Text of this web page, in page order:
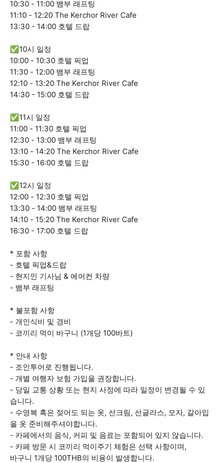
10:30 - 11:00 뱀부 래프팅
11:10 - 12:20 The Kerchor River Cafe
13:30 - 14:00 호텔 드랍
✅10시 일정
10:00 - 10:30 호텔 픽업
11:30 - 12:00 뱀부 래프팅
12:10 - 13:20 The Kerchor River Cafe
14:30 - 15:00 호텔 드랍
✅11시 일정
11:00 - 11:30 호텔 픽업
12:30 - 13:00 뱀부 래프팅
13:10 - 14:20 The Kerchor River Cafe
15:30 - 16:00 호텔 드랍
✅12시 일정
12:00 - 12:30 호텔 픽업
13:30 - 14:00 뱀부 래프팅
14:10 - 15:20 The Kerchor River Cafe
16:30 - 17:00 호텔 드랍
* 포함 사항
- 호텔 픽업&드랍
- 현지인 기사님 & 에어컨 차량
- 뱀부 래프팅
* 불포함 사항
- 개인식비 및 경비
- 코끼리 먹이 바구니 (1개당 100바트)
* 안내 사항
- 조인투어로 진행됩니다.
- 개별 여행자 보험 가입을 권장합니다.
- 당일 교통 상황 또는 현지 사정에 따라 일정이 변경될 수 있
습니다.
- 수영복 혹은 젖어도 되는 옷, 선크림, 선글라스, 모자, 갈아입
을 옷 준비해주셔야합니다.
- 카페에서의 음식, 커피 및 음료는 포함되어 있지 않습니다.
- 카페 방문 시 코끼리 먹이주기 체험은 선택 사항이며,
바구니 1개당 100THB의 비용이 발생합니다.